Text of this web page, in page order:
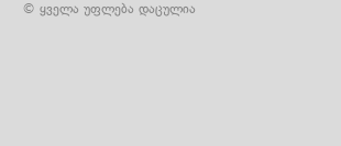
© ყველა უფლება დაცულია